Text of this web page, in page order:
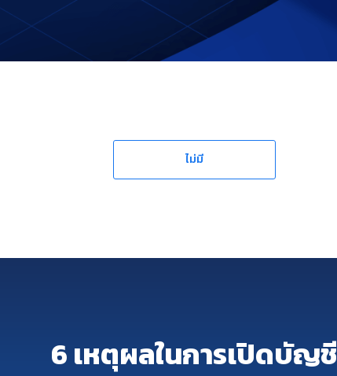
Google Play เว็บที่
ไม่มี
6 เหตุผลในการเปิดบัญชี